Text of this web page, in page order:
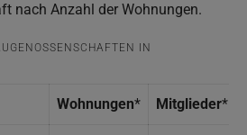
nach Anzahl der Wohnungen.
IN D
Wohnungen* Mitglieder*